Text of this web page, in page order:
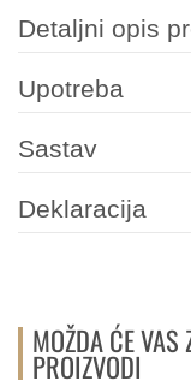
Detaljni opis
Upotreba
Sastav
Deklaracija
MOŽDA ĆE
PROIZVODI